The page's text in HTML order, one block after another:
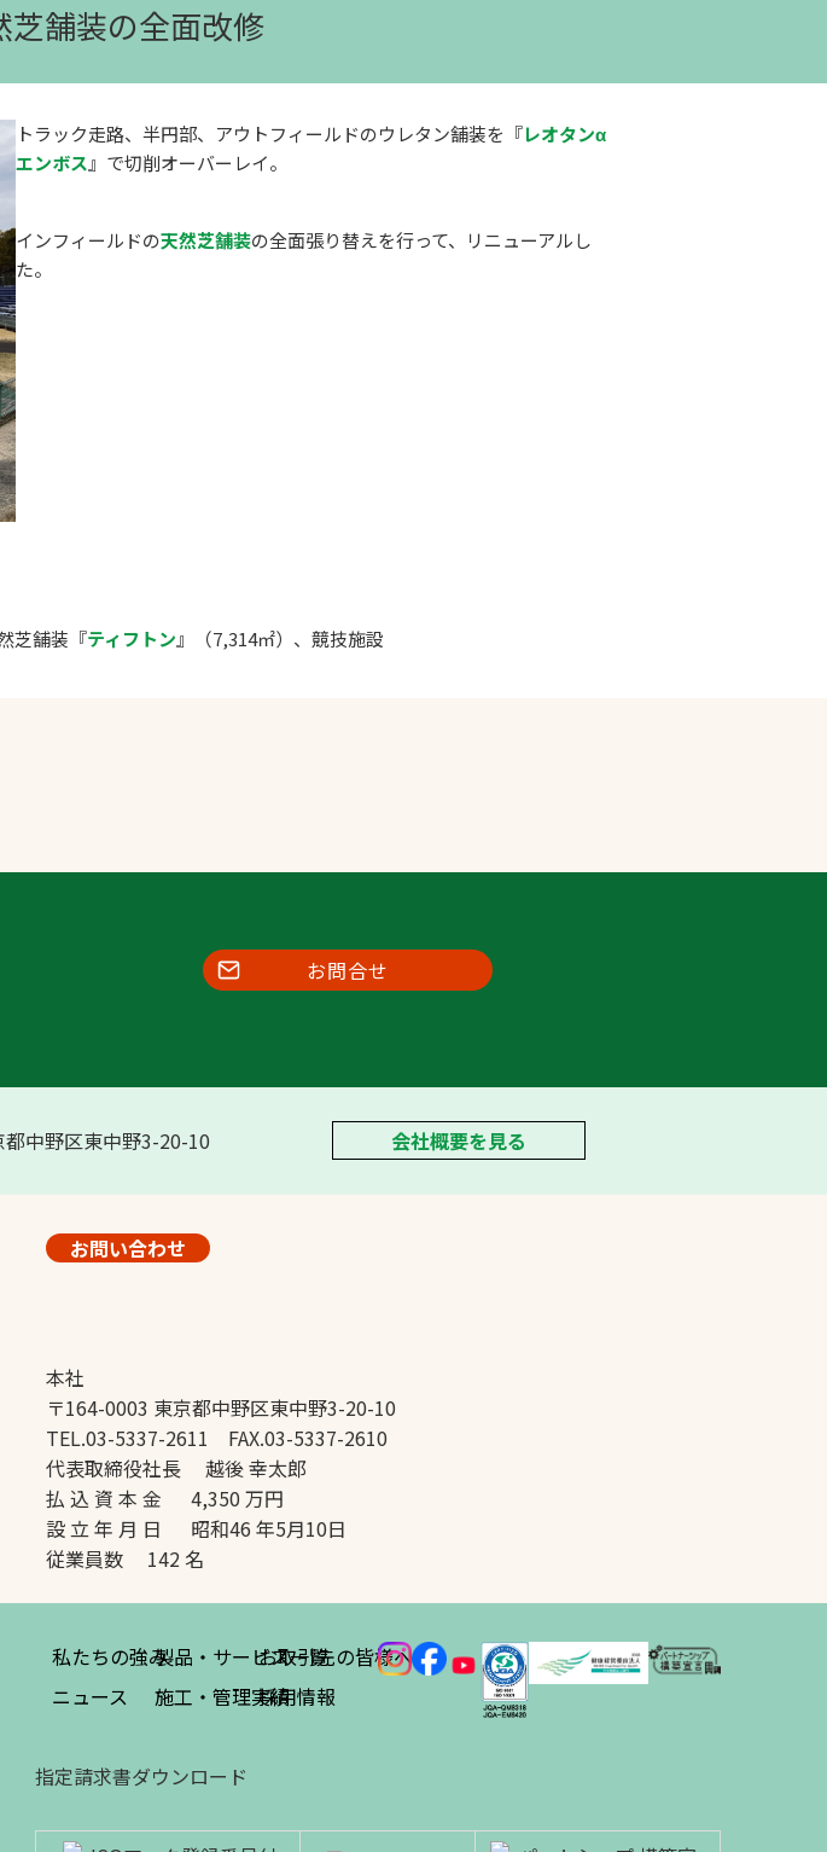
芝舗装の全面改修
トラック走路、半円部、アウトフィールドのウレタン舗装を『レオタンα
エンボス』で切削オーバーレイ。
インフィールドの天然芝舗装の全面張り替えを行って、リニューアルし
た。
芝舗装『ティフトン』（7,314㎡）、競技施設
お問合せ
中野区東中野3-20-10 会社概要を見る
お問い合わせ
本社
〒164-0003 東京都中野区東中野3-20-10
TEL.03-5337-2611 FAX.03-5337-2610
代表取締役社長 越後 幸太郎
払 込 資 本 金 4,350 万円
設 立 年 月 日 昭和46 年5月10日
従業員数 142 名
私たちの強み
ニュース
製品・サービス一覧
施工・管理実績
お取引先の皆様へ
採用情報
指定請求書ダウンロード